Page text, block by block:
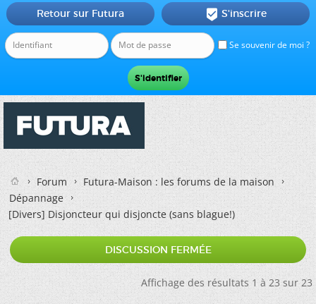
Se souvenir de moi ?
Retour sur Futura  S'inscrire
Forum
Futura-Maison : les forums de la maison
Dépannage
[Divers]Disjoncteur qui disjoncte (sans blague!)
DISCUSSION FERMÉE
Affichage des résultats 1 à 23 sur 23